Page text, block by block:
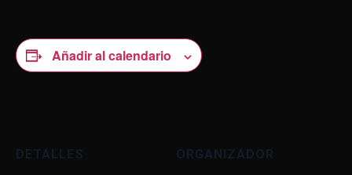
Añadir al calendario
DETALLES ORGANIZADOR